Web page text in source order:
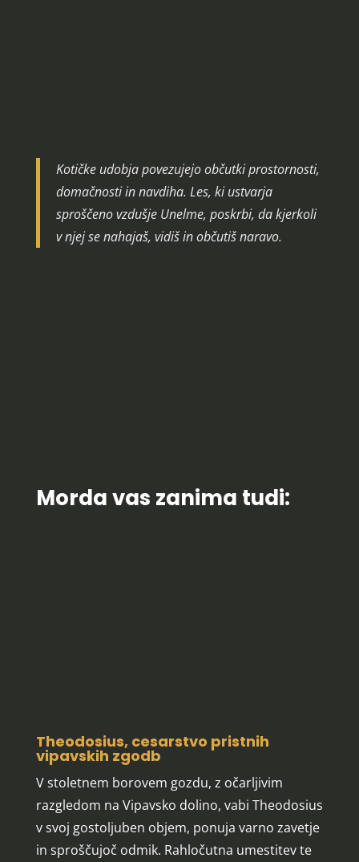
Kotičke udobja povezujejo občutki prostornosti,
domačnosti in navdiha. Les, ki ustvarja
sproščeno vzdušje Unelme, poskrbi, da kjerkoli
v njej se nahajaš, vidiš in občutiš naravo.
Morda vas zanima tudi:
Theodosius, cesarstvo pristnih
vipavskih zgodb
V stoletnem borovem gozdu, z očarljivim
razgledom na Vipavsko dolino, vabi Theodosius
v svoj gostoljuben objem, ponuja varno zavetje
in sproščujoč odmik. Rahločutna umestitev te